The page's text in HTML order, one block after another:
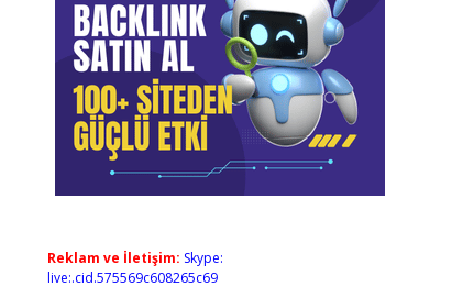
Reklam ve İletişim: Skype:
live:.cid.575569c608265c69